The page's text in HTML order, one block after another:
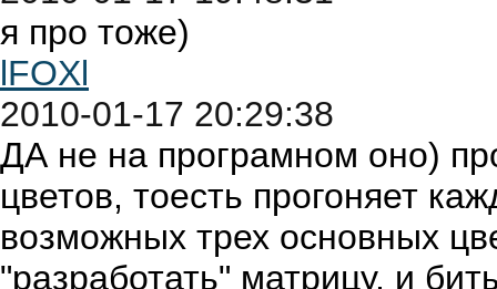
я про тоже)
lFOXl
2010-01-17 20:29:38
ДА не на програмном оно)
цветов, тоесть прогоняет
возможных трех основных
"разработать" матрицу, и